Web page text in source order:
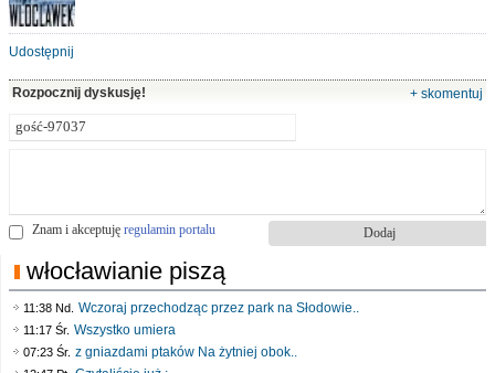
Udostępnij
Rozpocznij dyskusję! + skomentuj
Znam i akceptuję regulamin portalu
włocławianie piszą
11:38 Nd. Wczoraj przechodząc przez park na Słodowie..
11:17 Śr. Wszystko umiera
07:23 Śr. z gniazdami ptaków Na żytniej obok..